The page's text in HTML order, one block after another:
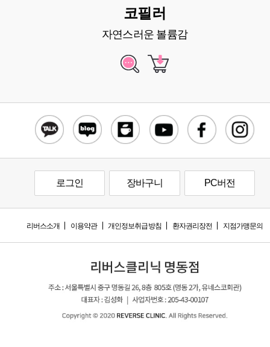
코필러
자연스러운 볼륨감
로그인 장바구니 PC버전
리버스소개 이용약관 개인정보취급방침 환자권리장전 지점가맹문의